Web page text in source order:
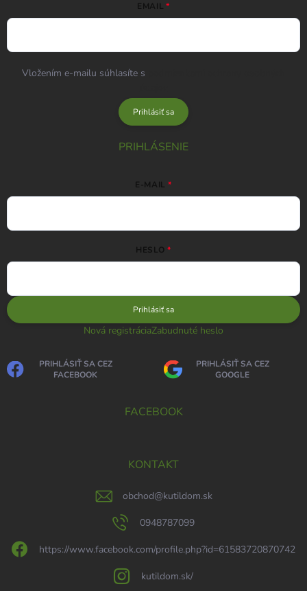
EMAIL
Vložením e-mailu súhlasíte s
Prihlásiť sa
PRIHLÁSENIE
E-MAIL
HESLO
Prihlásiť sa
Nová registráciaZabudnuté heslo
PRIHLÁSIŤ SA CEZ
FACEBOOK
PRIHLÁSIŤ SA CEZ
GOOGLE
FACEBOOK
KONTAKT
obchod@kutildom.sk
0948787099
https://www.facebook.com/profile.php?id=61583720870742
kutildom.sk/